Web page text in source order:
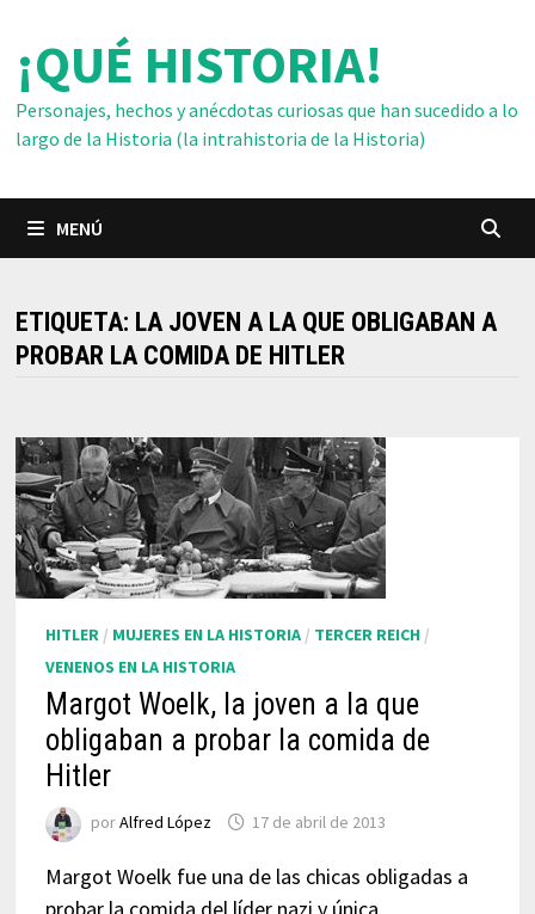
contenido
¡QUÉ HISTORIA!
Personajes, hechos y anécdotas curiosas que han sucedido a lo
largo de la Historia (la intrahistoria de la Historia)
MENÚ
ETIQUETA: LA JOVEN A LA QUE OBLIGABAN A
PROBAR LA COMIDA DE HITLER
HITLER/ MUJERES EN LA HISTORIA/ TERCER REICH /
VENENOS EN LA HISTORIA
Margot Woelk, la joven a la que
obligaban a probar la comida de
Hitler
porAlfred López 17 de abril de 2013
Margot Woelk fue una de las chicas obligadas a